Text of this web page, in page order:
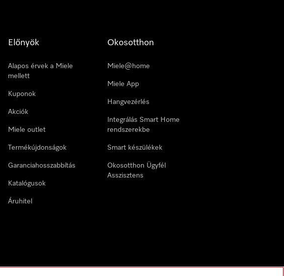
Előnyök
Alapos érvek a Miele
mellett
Kuponok
Akciók
Miele outlet
Termékújdonságok
Garanciahosszabbítás
Katalógusok
Áruhitel
Okosotthon
Miele@home
Miele App
Hangvezérlés
Integrálás Smart Home
rendszerekbe
Smart készülékek
Okosotthon Ügyfél
Asszisztens